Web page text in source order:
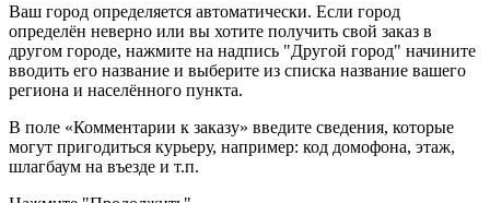
Ваш город определяется автоматически. Если город
определён неверно или вы хотите получить свой заказ в
другом городе, нажмите на надпись "Другой город" начините
вводить его название и выберите из списка название вашего
региона и населённого пункта.
В поле «Комментарии к заказу» введите сведения, которые
могут пригодиться курьеру, например: код домофона, этаж,
шлагбаум на въезде и т.п.